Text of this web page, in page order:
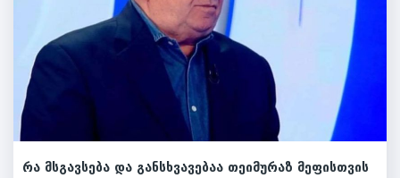
რა მსგავსება და განსხვავებაა თეიმურაზ მეფისთვის